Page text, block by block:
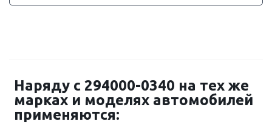
Наряду с 294000-0340 на тех же
марках и моделях автомобилей
применяются: